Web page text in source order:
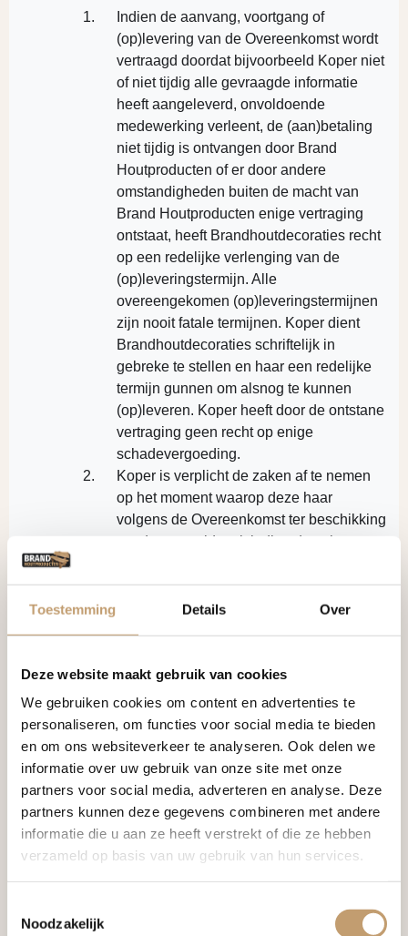
Toestemming Details Over
Deze website maakt gebruik van cookies
We gebruiken cookies om content en advertenties te
personaliseren, om functies voor social media te bieden
en om ons websiteverkeer te analyseren. Ook delen we
informatie over uw gebruik van onze site met onze
partners voor social media, adverteren en analyse. Deze
partners kunnen deze gegevens combineren met andere
informatie die u aan ze heeft verstrekt of die ze hebben
verzameld op basis van uw gebruik van hun services.
Noodzakelijk
Indien de aanvang, voortgang of
(op)levering van de Overeenkomst wordt
vertraagd doordat bijvoorbeeld Koper niet
of niet tijdig alle gevraagde informatie
heeft aangeleverd, onvoldoende
medewerking verleent, de (aan)betaling
niet tijdig is ontvangen door Brand
Houtproducten of er door andere
omstandigheden buiten de macht van
Brand Houtproducten enige vertraging
ontstaat, heeft Brandhoutdecoraties recht
op een redelijke verlenging van de
(op)leveringstermijn. Alle
overeengekomen (op)leveringstermijnen
zijn nooit fatale termijnen. Koper dient
Brandhoutdecoraties schriftelijk in
gebreke te stellen en haar een redelijke
termijn gunnen om alsnog te kunnen
(op)leveren. Koper heeft door de ontstane
vertraging geen recht op enige
schadevergoeding.
Koper is verplicht de zaken af te nemen
op het moment waarop deze haar
volgens de Overeenkomst ter beschikking
worden gesteld, ook indien deze haar
worden aangeboden.
Indien de Koper afname weigert of nalatig
levering, is Brand Houtproducten
gerechtigd de zaken op te slaan voor
rekening en risico van Koper.
Producten worden bezorgd door Brand
Houtproducten of een externe vervoerder
(TGV/POSTNL). Brand Houtproducten is,
tenzij schriftelijk anders
overeengekomen, gerechtigd eventuele
bezorgkosten in rekening te brengen.